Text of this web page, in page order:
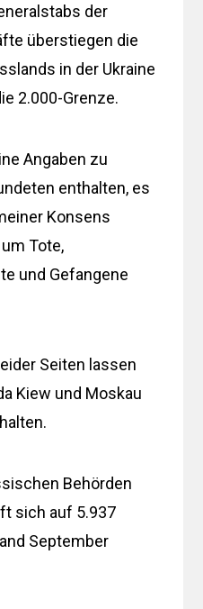
der
überstiegen die
in der Ukraine
2.000-Grenze.
Angaben zu
enthalten, es
Konsens
Tote,
und Gefangene
Seiten lassen
Kiew und Moskau
Behörden
sich auf 5.937
September